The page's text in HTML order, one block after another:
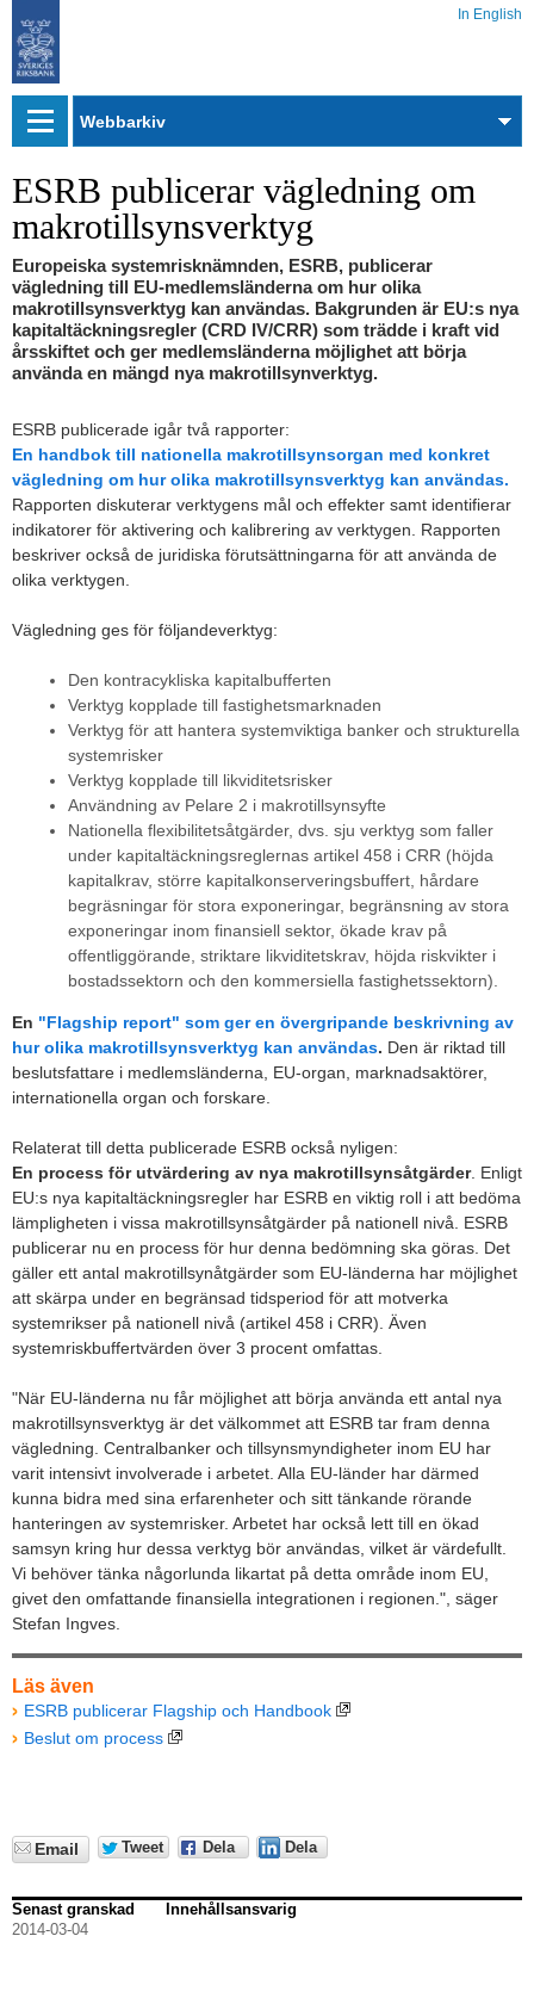
In English
Webbarkiv
ESRB publicerar vägledning om
makrotillsynsverktyg
Europeiska systemrisknämnden, ESRB, publicerar
vägledning till EU-medlemsländerna om hur olika
makrotillsynsverktyg kan användas. Bakgrunden är EU:s nya
kapitaltäckningsregler (CRD IV/CRR) som trädde i kraft vid
årsskiftet och ger medlemsländerna möjlighet att börja
använda en mängd nya makrotillsynverktyg.
ESRB publicerade igår två rapporter:
En handbok till nationella makrotillsynsorgan med konkret
vägledning om hur olika makrotillsynsverktyg kan användas.
Rapporten diskuterar verktygens mål och effekter samt identifierar
indikatorer för aktivering och kalibrering av verktygen. Rapporten
beskriver också de juridiska förutsättningarna för att använda de
olika verktygen.
Vägledning ges för följandeverktyg:
Den kontracykliska kapitalbufferten
Verktyg kopplade till fastighetsmarknaden
Verktyg för att hantera systemviktiga banker och strukturella
systemrisker
Verktyg kopplade till likviditetsrisker
Användning av Pelare 2 i makrotillsynsyfte
Nationella flexibilitetsåtgärder, dvs. sju verktyg som faller
under kapitaltäckningsreglernas artikel 458 i CRR (höjda
kapitalkrav, större kapitalkonserveringsbuffert, hårdare
begräsningar för stora exponeringar, begränsning av stora
exponeringar inom finansiell sektor, ökade krav på
offentliggörande, striktare likviditetskrav, höjda riskvikter i
bostadssektorn och den kommersiella fastighetssektorn).
En "Flagship report" som ger en övergripande beskrivning av
hur olika makrotillsynsverktyg kan användas. Den är riktad till
beslutsfattare i medlemsländerna, EU-organ, marknadsaktörer,
internationella organ och forskare.
Relaterat till detta publicerade ESRB också nyligen:
En process för utvärdering av nya makrotillsynsåtgärder. Enligt
EU:s nya kapitaltäckningsregler har ESRB en viktig roll i att bedöma
lämpligheten i vissa makrotillsynsåtgärder på nationell nivå. ESRB
publicerar nu en process för hur denna bedömning ska göras. Det
gäller ett antal makrotillsynåtgärder som EU-länderna har möjlighet
att skärpa under en begränsad tidsperiod för att motverka
systemrikser på nationell nivå (artikel 458 i CRR). Även
systemriskbuffertvärden över 3 procent omfattas.
"När EU-länderna nu får möjlighet att börja använda ett antal nya
makrotillsynsverktyg är det välkommet att ESRB tar fram denna
vägledning. Centralbanker och tillsynsmyndigheter inom EU har
varit intensivt involverade i arbetet. Alla EU-länder har därmed
kunna bidra med sina erfarenheter och sitt tänkande rörande
hanteringen av systemrisker. Arbetet har också lett till en ökad
samsyn kring hur dessa verktyg bör användas, vilket är värdefullt.
Vi behöver tänka någorlunda likartat på detta område inom EU,
givet den omfattande finansiella integrationen i regionen.", säger
Stefan Ingves.
Läs även
ESRB publicerar Flagship och Handbook
Beslut om process
Email Tweet Dela Dela
Senast granskad
2014-03-04
Innehållsansvarig